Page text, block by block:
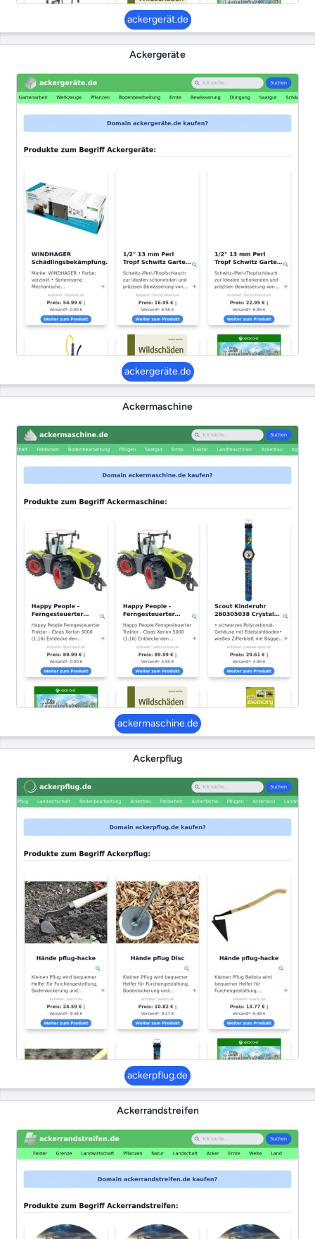
ackergerät.de
Ackergeräte
ackergeräte.de
Ackermaschine
ackermaschine.de
Ackerpflug
ackerpflug.de
Ackerrandstreifen